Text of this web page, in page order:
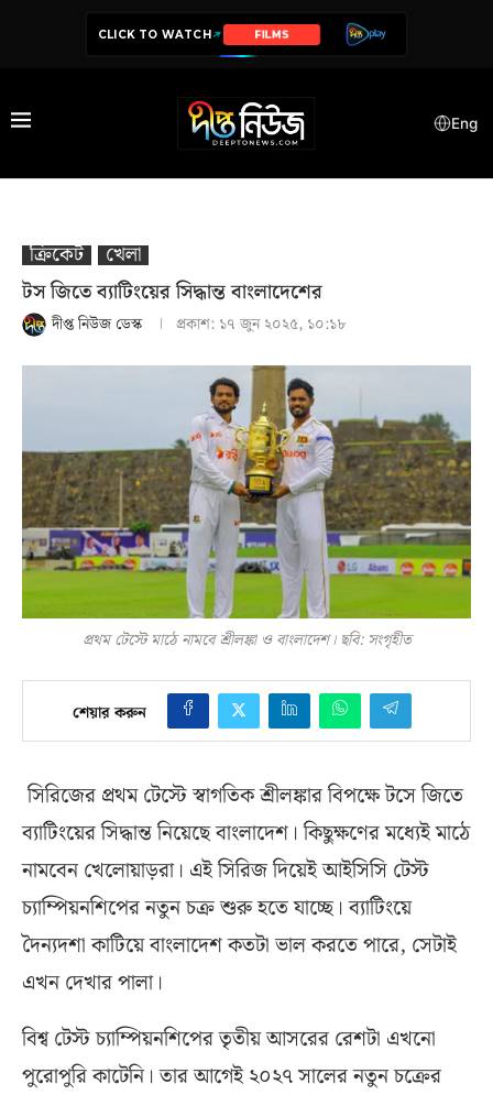
CLICK TO WATCH SERIES
Eng
ক্রিকেট
খেলা
টস জিতে ব্যাটিংয়ের সিদ্ধান্ত বাংলাদেশের
দীপ্ত নিউজ ডেস্ক প্রকাশ: ১৭ জুন ২০২৫, ১০:১৮
প্রথম টেস্টে মাঠে নামবে শ্রীলঙ্কা ও বাংলাদেশ। ছবি: সংগৃহীত
শেয়ার করুন
সিরিজের প্রথম টেস্টে স্বাগতিক শ্রীলঙ্কার বিপক্ষে টসে জিতে
ব্যাটিংয়ের সিদ্ধান্ত নিয়েছে বাংলাদেশ। কিছুক্ষণের মধ্যেই মাঠে
নামবেন খেলোয়াড়রা। এই সিরিজ দিয়েই আইসিসি টেস্ট
চ্যাম্পিয়নশিপের নতুন চক্র শুরু হতে যাচ্ছে। ব্যাটিংয়ে
দৈন্যদশা কাটিয়ে বাংলাদেশ কতটা ভাল করতে পারে, সেটাই
এখন দেখার পালা।
বিশ্ব টেস্ট চ্যাম্পিয়নশিপের তৃতীয় আসরের রেশটা এখনো
পুরোপুরি কাটেনি। তার আগেই ২০২৭ সালের নতুন চক্রের